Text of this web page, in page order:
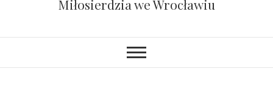
Miłosierdzia we Wrocławiu